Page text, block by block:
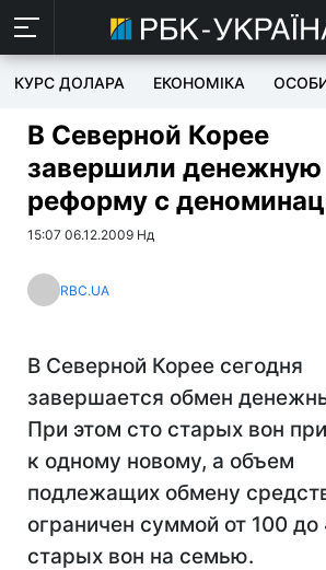
КУРС ДОЛАРА ЕКОНОМІКА
В Северной Корее
завершили денежную
реформу с
15:07 06.12.2009 Нд
RBC.UA
В Северной Корее сегодня
завершается обмен
При этом сто старых вон
к одному новому, а объем
подлежащих обмену
ограничен суммой от 100
старых вон на семью.